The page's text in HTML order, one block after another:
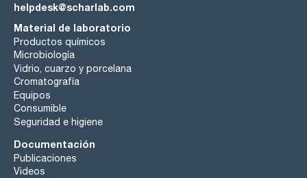
helpdesk@scharlab.com
Material de laboratorio
Productos químicos
Microbiología
Vidrio, cuarzo y porcelana
Cromatografía
Equipos
Consumible
Seguridad e higiene
Documentación
Publicaciones
Videos